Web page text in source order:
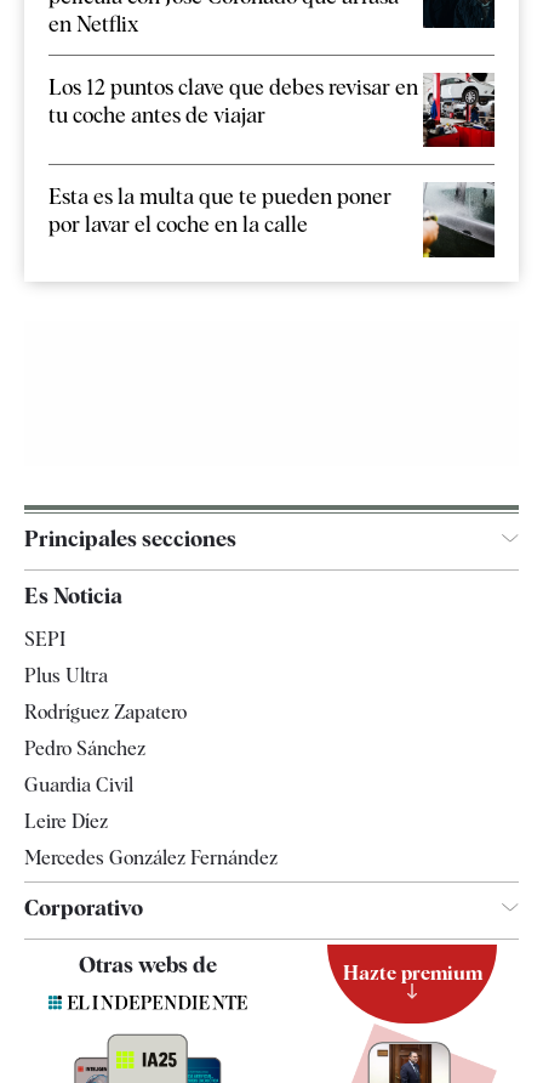
en Netflix
Los 12 puntos clave que debes revisar en
tu coche antes de viajar
Esta es la multa que te pueden poner
por lavar el coche en la calle
Principales secciones
Televisión
Es Noticia
SEPI
Plus Ultra
Rodríguez Zapatero
Pedro Sánchez
Guardia Civil
Leire Díez
Mercedes González Fernández
Corporativo
Otras webs de Hazte premium